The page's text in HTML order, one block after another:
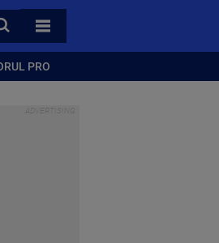
TOATE CATEGORIILE
PRO